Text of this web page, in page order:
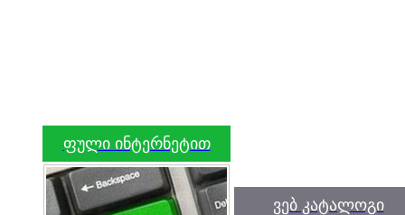
ფული ინტერნეტით
ვებ კატალოგი